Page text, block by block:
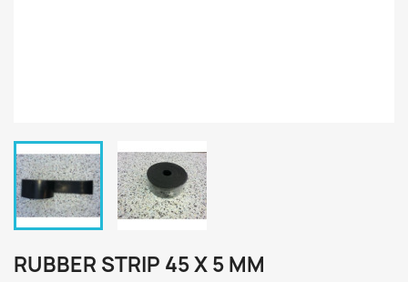
RUBBER STRIP 45 X 5 MM